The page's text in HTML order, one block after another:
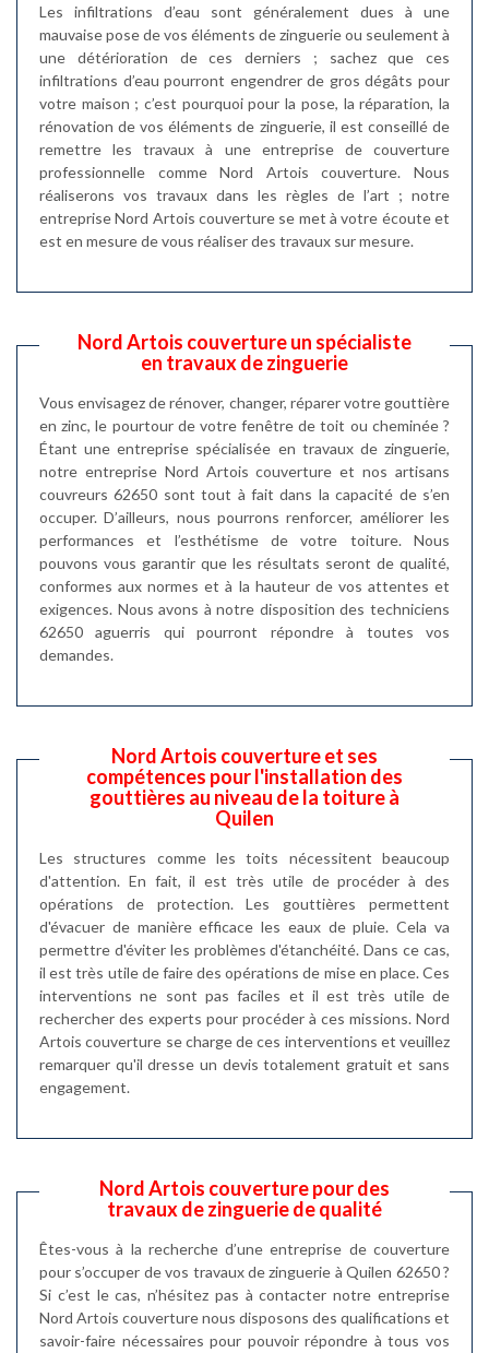
Les infiltrations d’eau sont généralement dues à une
mauvaise pose de vos éléments de zinguerie ou seulement à
une détérioration de ces derniers ; sachez que ces
infiltrations d’eau pourront engendrer de gros dégâts pour
votre maison ; c’est pourquoi pour la pose, la réparation, la
rénovation de vos éléments de zinguerie, il est conseillé de
remettre les travaux à une entreprise de couverture
professionnelle comme Nord Artois couverture. Nous
réaliserons vos travaux dans les règles de l’art ; notre
entreprise Nord Artois couverture se met à votre écoute et
est en mesure de vous réaliser des travaux sur mesure.
Nord Artois couverture un spécialiste
en travaux de zinguerie
Vous envisagez de rénover, changer, réparer votre gouttière
en zinc, le pourtour de votre fenêtre de toit ou cheminée ?
Étant une entreprise spécialisée en travaux de zinguerie,
notre entreprise Nord Artois couverture et nos artisans
couvreurs 62650 sont tout à fait dans la capacité de s’en
occuper. D’ailleurs, nous pourrons renforcer, améliorer les
performances et l’esthétisme de votre toiture. Nous
pouvons vous garantir que les résultats seront de qualité,
conformes aux normes et à la hauteur de vos attentes et
exigences. Nous avons à notre disposition des techniciens
62650 aguerris qui pourront répondre à toutes vos
demandes.
Nord Artois couverture et ses
compétences pour l'installation des
gouttières au niveau de la toiture à
Quilen
Les structures comme les toits nécessitent beaucoup
d'attention. En fait, il est très utile de procéder à des
opérations de protection. Les gouttières permettent
d'évacuer de manière efficace les eaux de pluie. Cela va
permettre d'éviter les problèmes d'étanchéité. Dans ce cas,
il est très utile de faire des opérations de mise en place. Ces
interventions ne sont pas faciles et il est très utile de
rechercher des experts pour procéder à ces missions. Nord
Artois couverture se charge de ces interventions et veuillez
remarquer qu'il dresse un devis totalement gratuit et sans
engagement.
Nord Artois couverture pour des
travaux de zinguerie de qualité
Êtes-vous à la recherche d’une entreprise de couverture
pour s’occuper de vos travaux de zinguerie à Quilen 62650 ?
Si c’est le cas, n’hésitez pas à contacter notre entreprise
Nord Artois couverture nous disposons des qualifications et
savoir-faire nécessaires pour pouvoir répondre à tous vos